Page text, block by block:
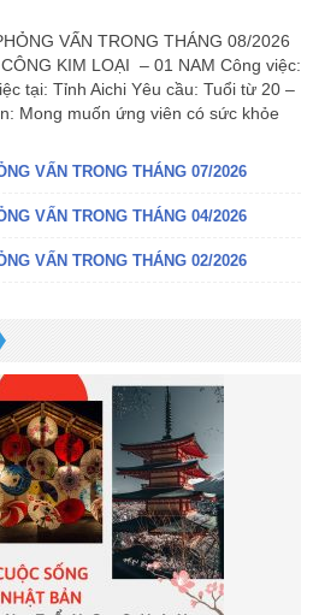
VẤN TRONG THÁNG 08/2026
KIM LOẠI – 01 NAM Công việc:
tại: Tỉnh Aichi Yêu cầu: Tuổi từ 20 –
Mong muốn ứng viên có sức khỏe
VẤN TRONG THÁNG 07/2026
VẤN TRONG THÁNG 04/2026
VẤN TRONG THÁNG 02/2026